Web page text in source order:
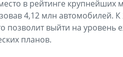
в рейтинге
4,12 млн автомобилей. К
позволит выйти на уровень
планов.